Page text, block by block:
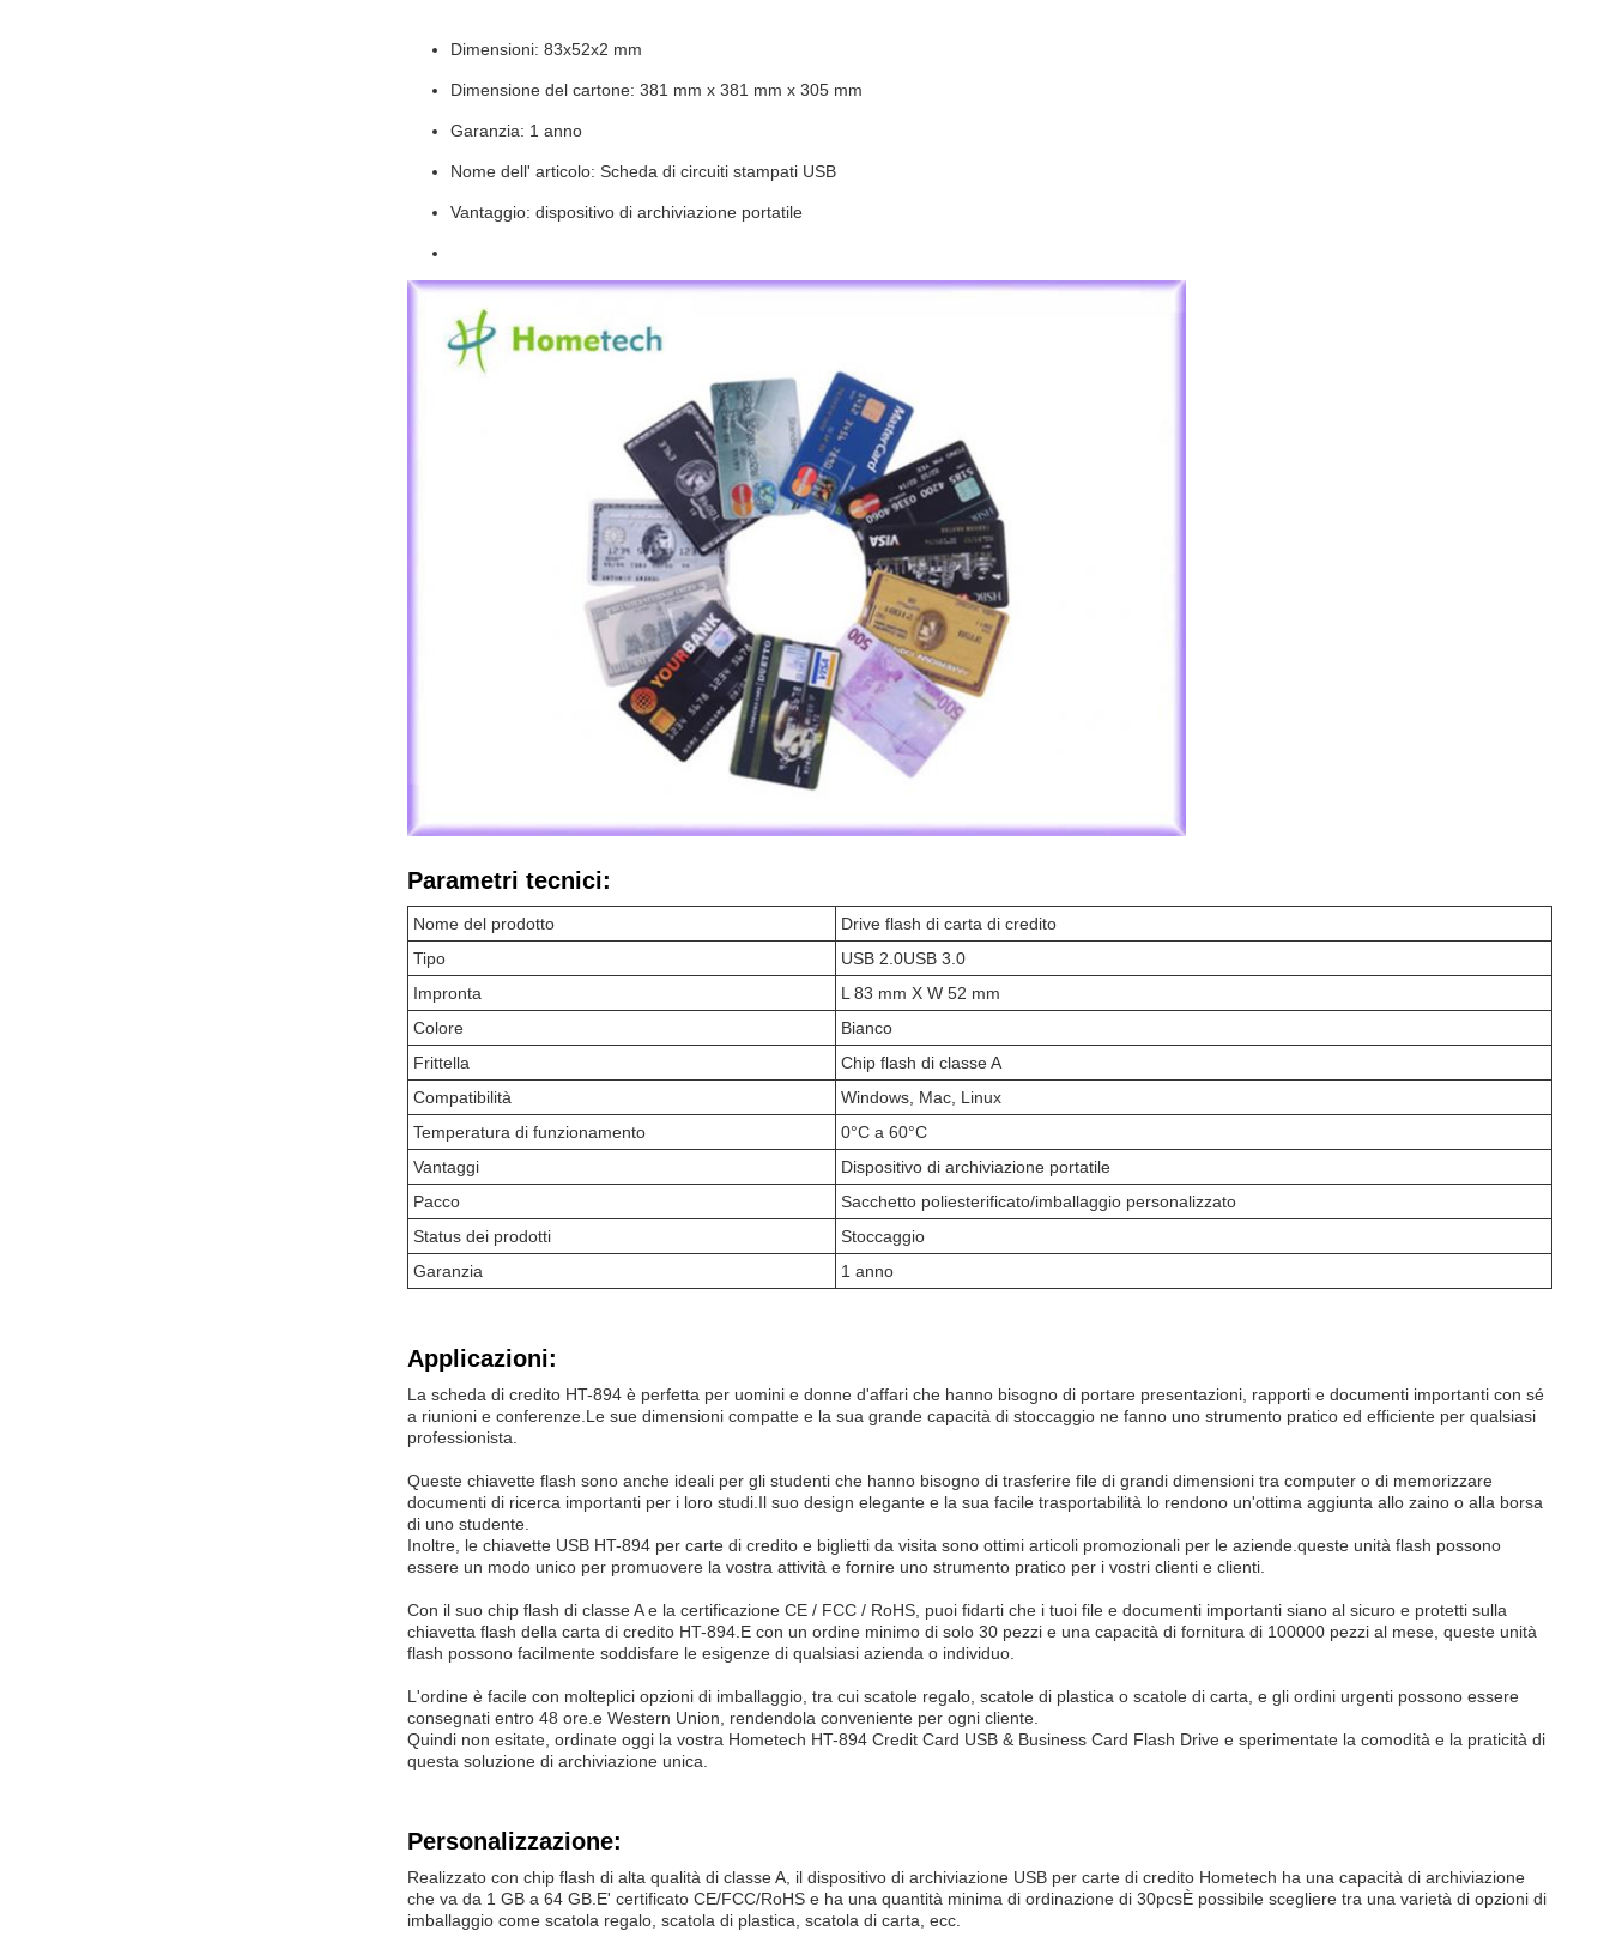
Dimensioni: 83x52x2 mm
Dimensione del cartone: 381 mm x 381 mm x 305 mm
Garanzia: 1 anno
Nome dell' articolo: Scheda di circuiti stampati USB
Vantaggio: dispositivo di archiviazione portatile
Parametri tecnici:
Nome del prodotto
Drive flash di carta di credito
Tipo
USB 2.0USB 3.0
Impronta
L 83 mm X W 52 mm
Colore
Bianco
Frittella
Chip flash di classe A
Compatibilità
Windows, Mac, Linux
Temperatura di funzionamento
0°C a 60°C
Vantaggi
Dispositivo di archiviazione portatile
Pacco
Sacchetto poliesterificato/imballaggio personalizzato
Status dei prodotti
Stoccaggio
Garanzia
1 anno
Applicazioni:
La scheda di credito HT-894 è perfetta per uomini e donne d'affari che hanno bisogno di portare presentazioni, rapporti e documenti importanti con sé
a riunioni e conferenze.Le sue dimensioni compatte e la sua grande capacità di stoccaggio ne fanno uno strumento pratico ed efficiente per qualsiasi
professionista.
Queste chiavette flash sono anche ideali per gli studenti che hanno bisogno di trasferire file di grandi dimensioni tra computer o di memorizzare
documenti di ricerca importanti per i loro studi.Il suo design elegante e la sua facile trasportabilità lo rendono un'ottima aggiunta allo zaino o alla borsa
di uno studente.
Inoltre, le chiavette USB HT-894 per carte di credito e biglietti da visita sono ottimi articoli promozionali per le aziende.queste unità flash possono
essere un modo unico per promuovere la vostra attività e fornire uno strumento pratico per i vostri clienti e clienti.
Con il suo chip flash di classe A e la certificazione CE / FCC / RoHS, puoi fidarti che i tuoi file e documenti importanti siano al sicuro e protetti sulla
chiavetta flash della carta di credito HT-894.E con un ordine minimo di solo 30 pezzi e una capacità di fornitura di 100000 pezzi al mese, queste unità
flash possono facilmente soddisfare le esigenze di qualsiasi azienda o individuo.
L'ordine è facile con molteplici opzioni di imballaggio, tra cui scatole regalo, scatole di plastica o scatole di carta, e gli ordini urgenti possono essere
consegnati entro 48 ore.e Western Union, rendendola conveniente per ogni cliente.
Quindi non esitate, ordinate oggi la vostra Hometech HT-894 Credit Card USB & Business Card Flash Drive e sperimentate la comodità e la praticità di
questa soluzione di archiviazione unica.
Personalizzazione:
Realizzato con chip flash di alta qualità di classe A, il dispositivo di archiviazione USB per carte di credito Hometech ha una capacità di archiviazione
che va da 1 GB a 64 GB.E' certificato CE/FCC/RoHS e ha una quantità minima di ordinazione di 30pcsÈ possibile scegliere tra una varietà di opzioni di
imballaggio come scatola regalo, scatola di plastica, scatola di carta, ecc.